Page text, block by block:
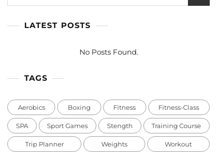
LATEST POSTS
No Posts Found.
TAGS
Aerobics Boxing Fitness Fitness-Class
SPA Sport Games Stength Training Course
Trip Planner Weights Workout